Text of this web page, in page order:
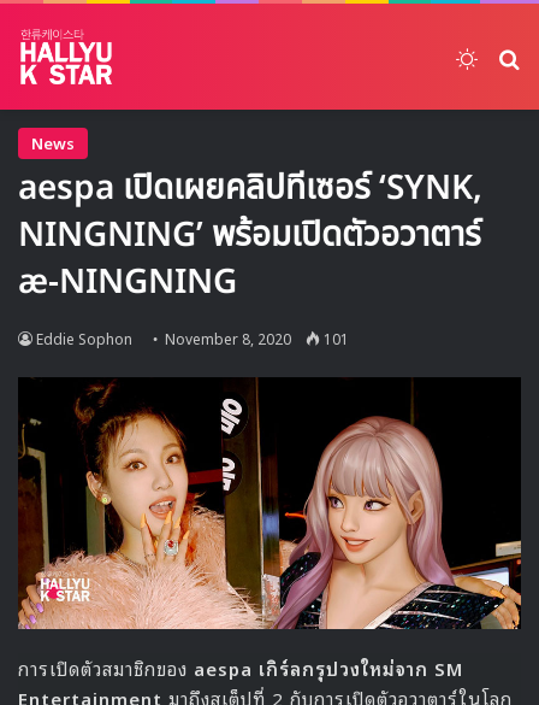
News
aespa เปิดเผยคลิปทีเซอร์ ‘SYNK,
NINGNING’ พร้อมเปิดตัวอวาตาร์
æ-NINGNING
Eddie Sophon November 8, 2020 101
การเปิดตัวสมาชิกของ aespa เกิร์ลกรุปวงใหม่จาก SM
Entertainment มาถึงสเต็ปที่ 2 กับการเปิดตัวอวาตาร์ในโลก